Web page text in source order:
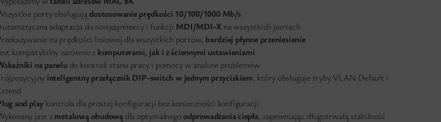
porty obsługują dostosowanie prędkości 10/100/1000 Mb/s
adaptacja do полудуплексу i funkcji MDI/MDI-X na wszystkich portach
na prędkości liniowej dla wszystkich portów, bardziej płynne przeniesienie
kompatybilny zarówno z komputerami, jak i z ściennymi ustawieniami
na panelu do kontroli stanu pracy i pomocy w analizie problemów
inteligentny przełącznik DIP-switch w jednym przyciskiem, który obsługuje tryby VLAN Default i
and play kontrola dla prostej konfiguracji bez konieczności konfiguracji
jest zmetalową obudową dla optymalnego odprowadzania ciepła, zapewniając długotrwałą stabilność